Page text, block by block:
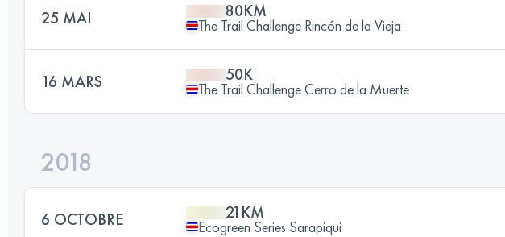
25 MAI 80KM
The Trail Challenge Rincón de la Vieja
16 MARS 50K
The Trail Challenge Cerro de la Muerte
2018
6 OCTOBRE 21KM
Ecogreen Series Sarapiqui